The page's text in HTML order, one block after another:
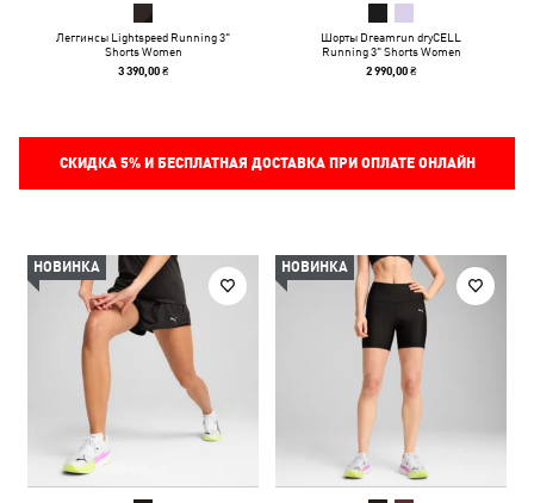
Леггинсы Lightspeed Running 3"
Shorts Women
3 390,00 ₴
Шорты Dreamrun dryCELL
Running 3" Shorts Women
2 990,00 ₴
СКИДКА 5%И БЕСПЛАТНАЯ ДОСТАВКА ПРИ ОПЛАТЕ ОНЛАЙН
НОВИНКА НОВИНКА